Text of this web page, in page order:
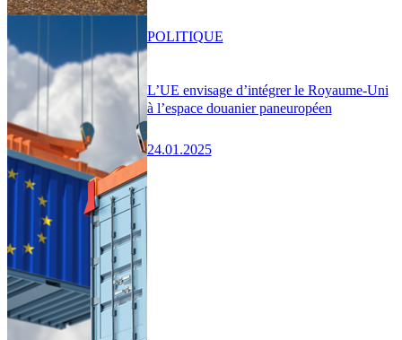
L’UE envisage d’intégrer le Royaume-Uni
à l’espace douanier paneuropéen
24.01.2025
POLITIQUE